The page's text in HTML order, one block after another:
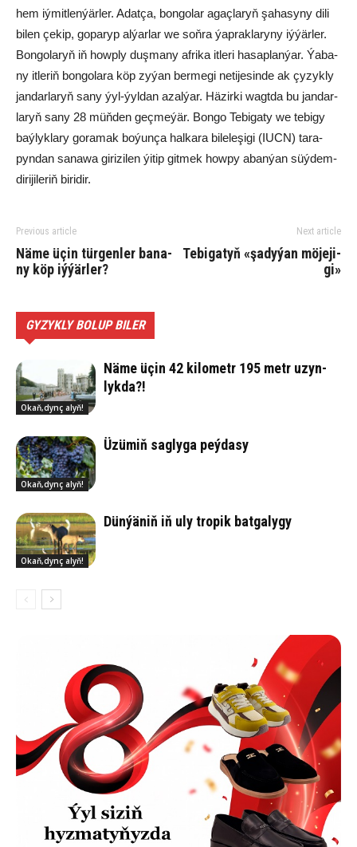
hem iý­mit­len­ýär­ler. Adat­ça, bon­go­lar agaç­la­ryň şa­ha­sy­ny di­li
bi­len çe­kip, go­pa­ryp al­ýar­lar we soň­ra ýap­rak­la­ry­ny iý­ýär­ler.
Bon­go­la­ryň iň howp­ly duş­ma­ny af­ri­ka it­le­ri ha­sap­lan­ýar. Ýa­ba­
ny it­le­riň bon­go­la­ra köp zy­ýan ber­me­gi ne­ti­je­sin­de ak çy­zyk­ly
jan­dar­la­ryň sa­ny ýyl-ýyl­dan azal­ýar. Hä­zir­ki wagt­da bu jan­dar­
la­ryň sa­ny 28 müň­den geç­me­ýär. Bon­go Te­bi­ga­ty we te­bi­gy
baý­lyk­la­ry go­ra­mak bo­ýun­ça hal­ka­ra bi­le­le­şi­gi (IUCN) ta­ra­
pyn­dan sa­na­wa gi­ri­zi­len ýi­tip git­mek how­py aban­ýan süý­dem­
di­ri­ji­le­riň bi­ri­dir.
Previous article
Nä­me üçin tür­gen­ler ba­na­
ny köp iý­ýärler?
Next article
Te­bi­ga­tyň «şa­dy­ýan mö­je­ji­
gi»
GYZYKLY BOLUP BILER
Okaň,dynç alyň!
Nä­me üçin 42 ki­lo­metr 195 metr uzyn­
lyk­da?!
Okaň,dynç alyň!
Üzü­miň sag­ly­ga peý­da­sy
Okaň,dynç alyň!
Dün­ýä­niň iň uly tro­pik bat­ga­ly­gy